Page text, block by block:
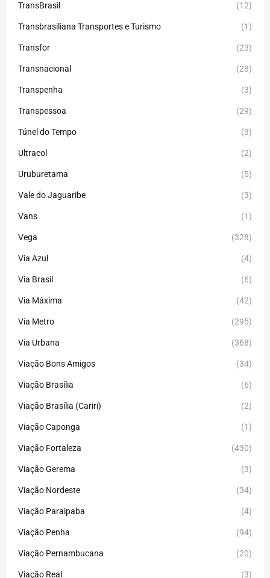
TransBrasil (12)
Transbrasiliana Transportes e Turismo (1)
Transfor (23)
Transnacional (28)
Transpenha (3)
Transpessoa (29)
Túnel do Tempo (3)
Ultracol (2)
Uruburetama (5)
Vale do Jaguaribe (3)
Vans (1)
Vega (328)
Via Azul (4)
Via Brasil (6)
Via Máxima (42)
Via Metro (295)
Via Urbana (368)
Viação Bons Amigos (34)
Viação Brasília (6)
Viação Brasília (Cariri) (2)
Viação Caponga (1)
Viação Fortaleza (430)
Viação Gerema (3)
Viação Nordeste (34)
Viação Paraipaba (4)
Viação Penha (94)
Viação Pernambucana (20)
Viação Real (3)